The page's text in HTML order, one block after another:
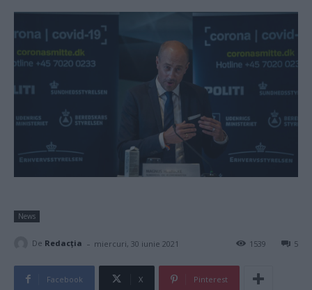
News
De Redacţia - miercuri, 30 iunie 2021 5
1539
Facebook X Pinterest